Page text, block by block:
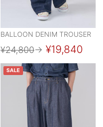
BALLOON DENIM TROUSER
¥24,800→ ¥19,840
SALE